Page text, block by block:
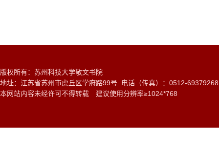
版权所有：苏州科技大学敬文书院
地址：江苏省苏州市虎丘区学府路99号 电话（传真）：0512-
本网站内容未经许可不得转载 建议使用分辨率≥1024*768